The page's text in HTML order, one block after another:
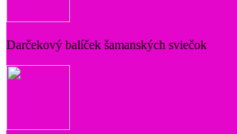
Darčekový balíček šamanských sviečok